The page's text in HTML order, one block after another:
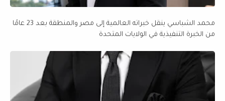
محمد الشباسي ينقل خبراته العالمية إلى مصر والمنطقة بعد 23 عامًا
من الخبرة التنفيذية في الولايات المتحدة